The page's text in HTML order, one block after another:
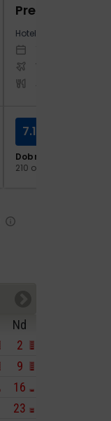
Prestige
Hotel:
Warszawa -
Dobry
210 opinii
7.1
Nd
2
9
16
23